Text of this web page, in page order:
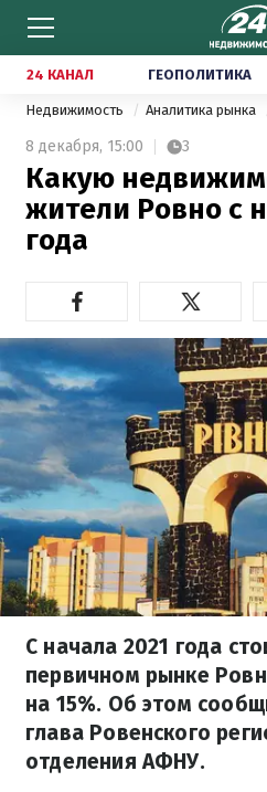
24 КАНАЛ ГЕОПОЛИТИКА
Недвижимость Аналитика рынка
8 декабря, 15:00 3
Какую
жители Ровно с
года
С начала 2021 года
первичном рынке
на 15%. Об этом
глава Ровенского
отделения АФНУ.